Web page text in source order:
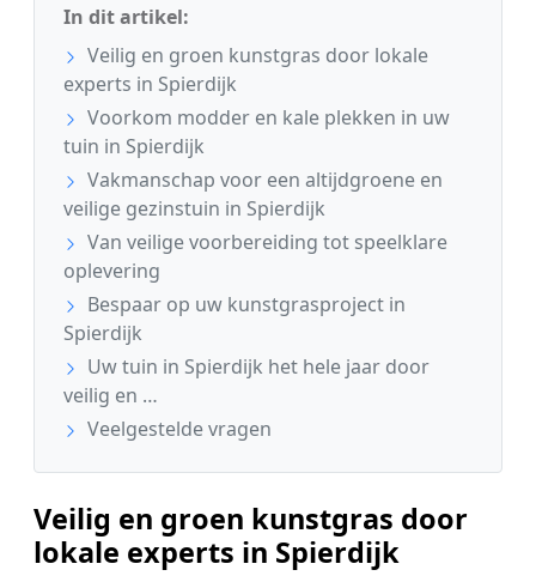
In dit artikel:
Veilig en groen kunstgras door lokale
experts in Spierdijk
Voorkom modder en kale plekken in uw
tuin in Spierdijk
Vakmanschap voor een altijdgroene en
veilige gezinstuin in Spierdijk
Van veilige voorbereiding tot speelklare
oplevering
Bespaar op uw kunstgrasproject in
Spierdijk
Uw tuin in Spierdijk het hele jaar door
veilig en …
Veelgestelde vragen
Veilig en groen kunstgras door
lokale experts in Spierdijk